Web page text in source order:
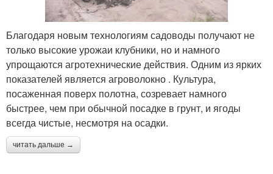
Благодаря новым технологиям садоводы получают не
только высокие урожаи клубники, но и намного
упрощаются агротехнические действия. Одним из ярких
показателей является агроволокно . Культура,
посаженная поверх полотна, созревает намного
быстрее, чем при обычной посадке в грунт, и ягоды
всегда чистые, несмотря на осадки.
читать дальше →